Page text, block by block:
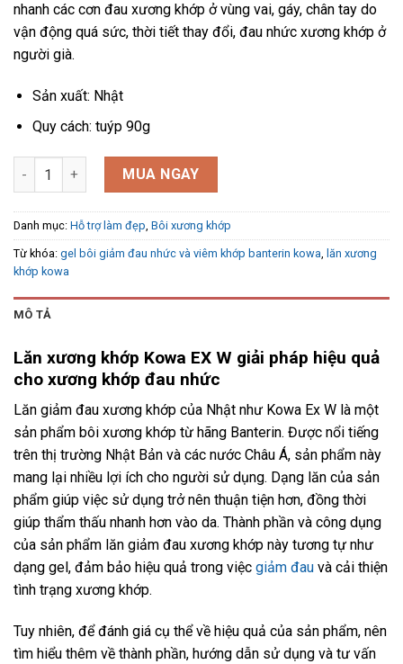
nhanh các cơn đau xương khớp ở vùng vai, gáy, chân tay do
vận động quá sức, thời tiết thay đổi, đau nhức xương khớp ở
người già.
Sản xuất: Nhật
Quy cách: tuýp 90g
Lăn xương khớp Kowa EX W 90g số lượng
MUA NGAY
Danh mục: Hỗ trợ làm đẹp, Bôi xương khớp
Từ khóa: gel bôi giảm đau nhức và viêm khớp banterin kowa, lăn xương
khớp kowa
MÔ TẢ
Lăn xương khớp Kowa EX W giải pháp hiệu quả
cho xương khớp đau nhức
Lăn giảm đau xương khớp của Nhật như Kowa Ex W là một
sản phẩm bôi xương khớp từ hãng Banterin. Được nổi tiếng
trên thị trường Nhật Bản và các nước Châu Á, sản phẩm này
mang lại nhiều lợi ích cho người sử dụng. Dạng lăn của sản
phẩm giúp việc sử dụng trở nên thuận tiện hơn, đồng thời
giúp thẩm thấu nhanh hơn vào da. Thành phần và công dụng
của sản phẩm lăn giảm đau xương khớp này tương tự như
dạng gel, đảm bảo hiệu quả trong việc giảm đau và cải thiện
tình trạng xương khớp.
Tuy nhiên, để đánh giá cụ thể về hiệu quả của sản phẩm, nên
tìm hiểu thêm về thành phần, hướng dẫn sử dụng và tư vấn